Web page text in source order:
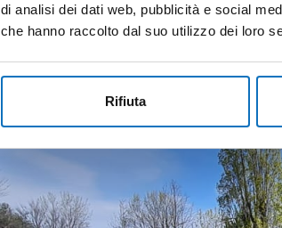
di analisi dei dati web, pubblicità e social
che hanno raccolto dal suo utilizzo dei loro
Rifiuta